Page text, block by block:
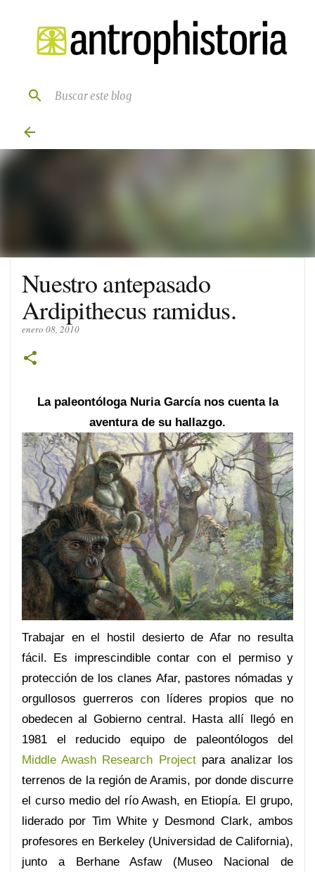
Ir al contenido principal
Nuestro antepasado
Ardipithecus ramidus.
enero 08, 2010
La paleontóloga Nuria García nos cuenta la
aventura de su hallazgo.
Trabajar en el hostil desierto de Afar no resulta
fácil. Es imprescindible contar con el permiso y
protección de los clanes Afar, pastores nómadas y
orgullosos guerreros con líderes propios que no
obedecen al Gobierno central. Hasta allí llegó en
1981 el reducido equipo de paleontólogos del
Middle Awash Research Projectpara analizar los
terrenos de la región de Aramis, por donde discurre
el curso medio del río Awash, en Etiopía. El grupo,
liderado por Tim White y Desmond Clark, ambos
profesores en Berkeley (Universidad de California),
junto a Berhane Asfaw (Museo Nacional de